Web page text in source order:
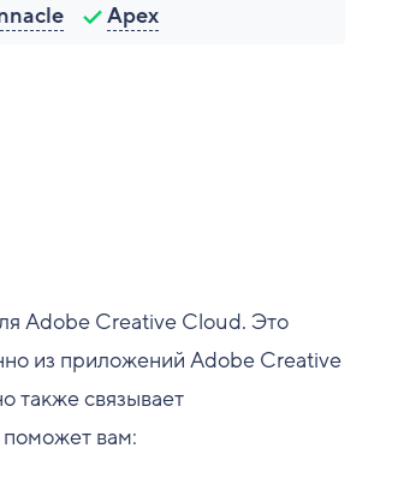
Apex
Adobe Creative Cloud. Это
из приложений Adobe Creative
также связывает
вам: